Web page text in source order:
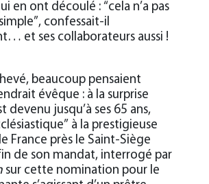
en ont découlé : “cela n’a pas
confessait-il
et ses collaborateurs aussi !
beaucoup pensaient
évêque : à la surprise
devenu jusqu’à ses 65 ans,
à la prestigieuse
France près le Saint-Siège
de son mandat, interrogé par
sur cette nomination pour le